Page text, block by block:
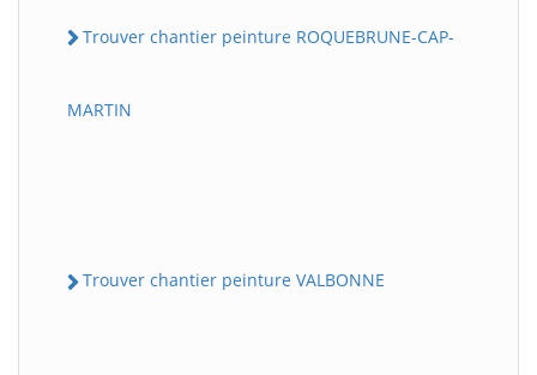
Trouver chantier peinture ROQUEBRUNE-CAP-
MARTIN
Trouver chantier peinture VALBONNE